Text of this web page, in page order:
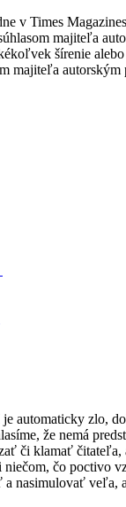
v Times
majiteľa
šírenie
majiteľa autorským
automaticky zlo,
že nemá
či klamať čitateľa,
čo poctivo
a nasimulovať veľa,